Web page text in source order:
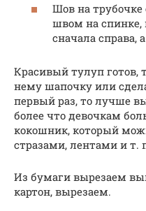
Шов на
швом на
сначала справа,
Красивый тулуп готов,
нему шапочку или
первый раз, то лучше
более что девочкам
кокошник, который
стразами, лентами и т.
Из бумаги вырезаем
картон, вырезаем.